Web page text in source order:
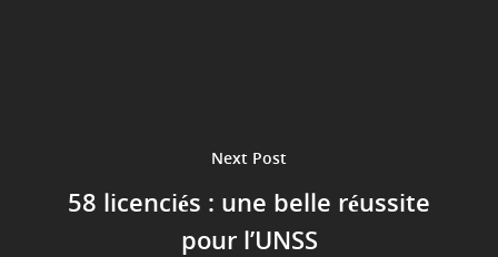
Next Post
58 licenciés : une belle réussite
pour l’UNSS